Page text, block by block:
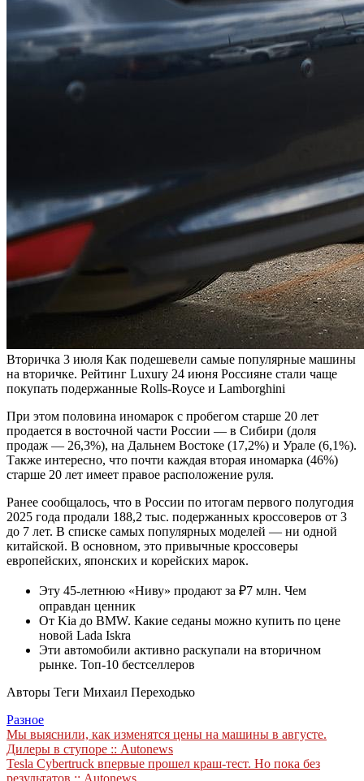
Вторичка 3 июля Как подешевели самые популярные машины
на вторичке. Рейтинг Luxury 24 июня Россияне стали чаще
покупать подержанные Rolls-Royce и Lamborghini
При этом половина иномарок с пробегом старше 20 лет
продается в восточной части России — в Сибири (доля
продаж — 26,3%), на Дальнем Востоке (17,2%) и Урале (6,1%).
Также интересно, что почти каждая вторая иномарка (46%)
старше 20 лет имеет правое расположение руля.
Ранее сообщалось, что в России по итогам первого полугодия
2025 года продали 188,2 тыс. подержанных кроссоверов от 3
до 7 лет. В списке самых популярных моделей — ни одной
китайской. В основном, это привычные кроссоверы
европейских, японских и корейских марок.
Эту 45-летнюю «Ниву» продают за ₽7 млн. Чем
оправдан ценник
От Kia до BMW. Какие седаны можно купить по цене
новой Lada Iskra
Эти автомобили активно раскупали на вторичном
рынке. Топ-10 бестселлеров
Авторы Теги Михаил Переходько
Разное
Навигация
по
Мы выяснили, как изменятся цены на машины в августе.
Дилеры в ступоре :: Autonews
Tesla Cybertruck впервые прошел краш-тест. Но пока без
результатов :: Autonews